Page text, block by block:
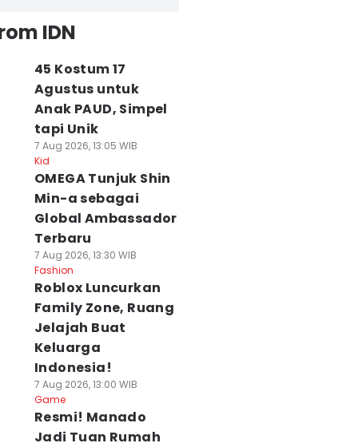
IDN
45 Kostum 17
Agustus untuk
Anak PAUD, Simpel
tapi Unik
7 Aug 2026, 13:05 WIB
Kid
OMEGA Tunjuk Shin
Min-a sebagai
Global Ambassador
Terbaru
7 Aug 2026, 13:30 WIB
Fashion
Roblox Luncurkan
Family Zone, Ruang
Jelajah Buat
Keluarga
Indonesia!
7 Aug 2026, 13:00 WIB
Game
Resmi! Manado
Jadi Tuan Rumah